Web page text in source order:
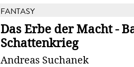
FANTASY
Das Erbe der Macht -
Schattenkrieg
Andreas Suchanek